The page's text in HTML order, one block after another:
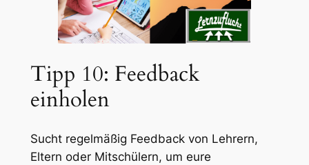
Tipp 10: Feedback
einholen
Sucht regelmäßig Feedback von Lehrern,
Eltern oder Mitschülern, um eure